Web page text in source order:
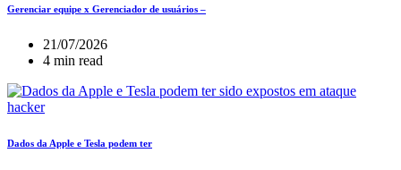
Gerenciar equipe x Gerenciador de usuários –
21/07/2026
4 min read
Dados da Apple e Tesla podem ter